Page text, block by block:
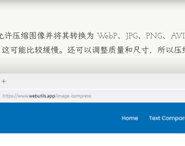
许压缩图像并将其转换为 WebP、JPG、PNG、
可能比较缓慢。还可以调整质量和尺寸，所以压